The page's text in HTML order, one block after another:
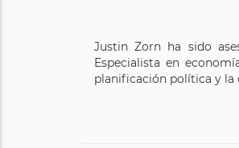
Justin Zorn ha sido
Especialista en
planificación política y la